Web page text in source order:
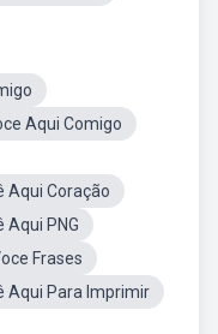
Aqui Comigo
Aqui Coração
Aqui PNG
Frases
Aqui Para Imprimir